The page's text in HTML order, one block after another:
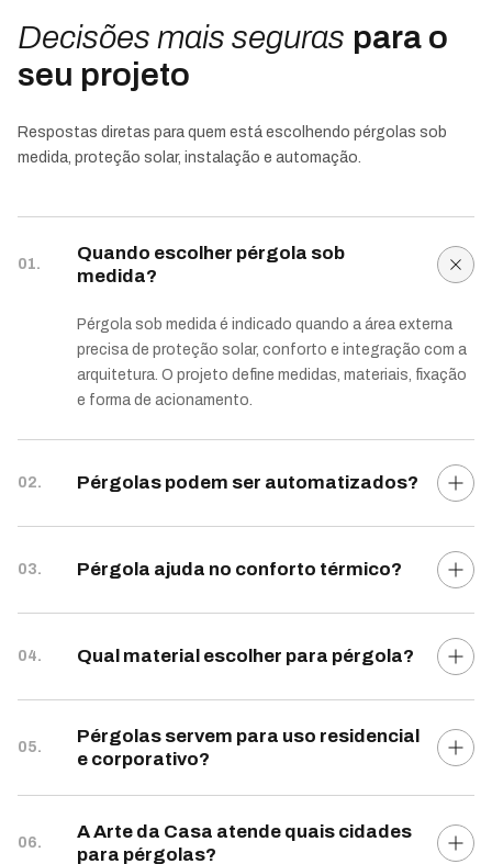
Decisões mais seguras para o
seu projeto
Respostas diretas para quem está escolhendo pérgolas sob
medida, proteção solar, instalação e automação.
01.
Quando escolher pérgola sob
medida?
Pérgola sob medida é indicado quando a área externa
precisa de proteção solar, conforto e integração com a
arquitetura. O projeto define medidas, materiais, fixação
e forma de acionamento.
02. Pérgolas podem ser automatizados?
03. Pérgola ajuda no conforto térmico?
04. Qual material escolher para pérgola?
05.
Pérgolas servem para uso residencial
e corporativo?
06.
A Arte da Casa atende quais cidades
para pérgolas?